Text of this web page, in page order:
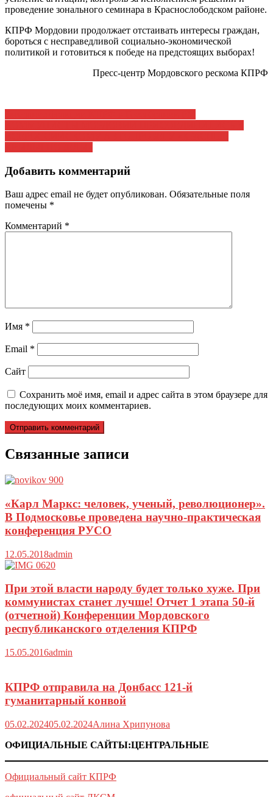
проведение зонального семинара в Краснослободском районе.
КПРФ Мордовии продолжает отстаивать интересы граждан,
бороться с несправедливой социально-экономической
политикой и готовиться к победе на предстоящих выборах!
Пресс-центр Мордовского рескома КПРФ
Навигация
по
записям
Добавить комментарий
Ваш адрес email не будет опубликован. Обязательные поля
помечены *
Комментарий *
Имя *
Email *
Сайт
Сохранить моё имя, email и адрес сайта в этом браузере для
последующих моих комментариев.
Связанные записи
«Карл Маркс: человек, ученый, революционер».
В Подмосковье проведена научно-практическая
конференция РУСО
12.05.2018admin
При этой власти народу будет только хуже. При
коммунистах станет лучше! Отчет 1 этапа 50-й
(отчетной) Конференции Мордовского
республиканского отделения КПРФ
15.05.2016admin
КПРФ отправила на Донбасс 121-й
гуманитарный конвой
05.02.202405.02.2024Алина Хрипунова
ОФИЦИАЛЬНЫЕ САЙТЫ:ЦЕНТРАЛЬНЫЕ
Официальный сайт КПРФ